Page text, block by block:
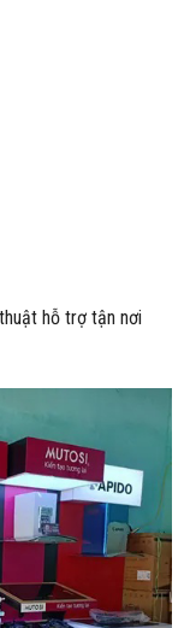
hỗ trợ tận nơi